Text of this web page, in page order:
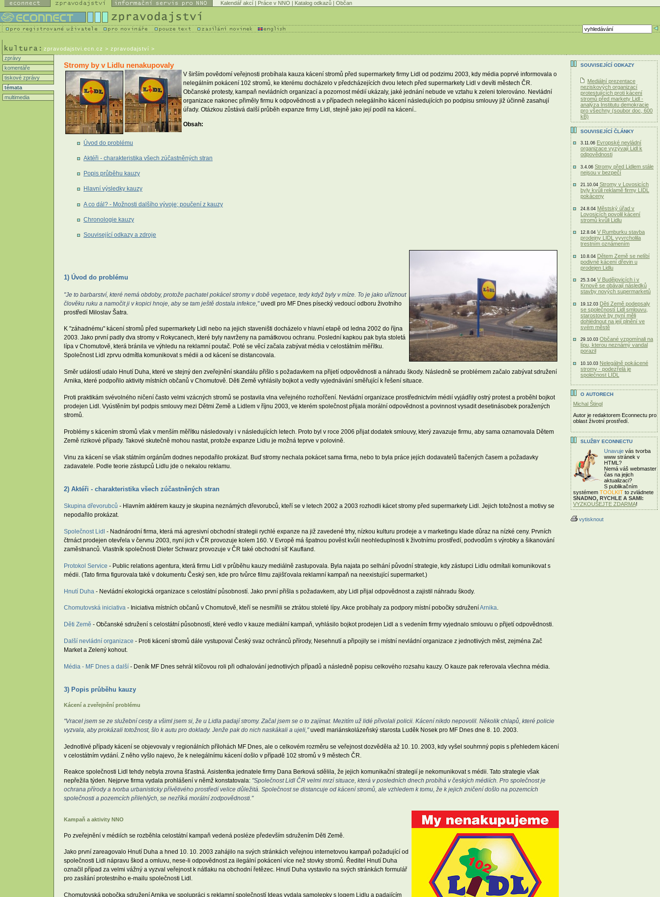
Kalendář akcí | Práce v NNO | Katalog odkazů | Občan
zpravodajstvi.ecn.cz > zpravodajství >
zprávy
komentáře
tiskové zprávy
témata
multimedia
Stromy by v Lidlu nenakupovaly
V širším povědomí veřejnosti probíhala kauza kácení stromů před supermarkety firmy Lidl od podzimu 2003, kdy média poprvé informovala o
nelegálním pokácení 102 stromů, ke kterému docházelo v předcházejících dvou letech před supermarkety Lidl v devíti městech ČR.
Občanské protesty, kampaň nevládních organizací a pozornost médií ukázaly, jaké jednání nebude ve vztahu k zeleni tolerováno. Nevládní
organizace nakonec přiměly firmu k odpovědnosti a v případech nelegálního kácení následujících po podpisu smlouvy již účinně zasahují
úřady. Otázkou zůstává další průběh expanze firmy Lidl, stejně jako její podíl na kácení..
Obsah:
Úvod do problému
Aktéři - charakteristika všech zúčastněných stran
Popis průběhu kauzy
Hlavní výsledky kauzy
A co dál? - Možnosti dalšího vývoje; poučení z kauzy
Chronologie kauzy
Související odkazy a zdroje
1) Úvod do problému
"Je to barbarství, které nemá obdoby, protože pachatel pokácel stromy v době vegetace, tedy když byly v míze. To je jako uříznout
člověku ruku a namočit ji v kopici hnoje, aby se tam ještě dostala infekce,"uvedl pro MF Dnes písecký vedoucí odboru životního
prostředí Miloslav Šatra.
K "záhadnému" kácení stromů před supermarkety Lidl nebo na jejich staveništi docházelo v hlavní etapě od ledna 2002 do října
2003. Jako první padly dva stromy v Rokycanech, které byly navrženy na památkovou ochranu. Poslední kapkou pak byla stoletá
lípa v Chomutově, která bránila ve výhledu na reklamní poutač. Poté se věcí začala zabývat média v celostátním měřítku.
Společnost Lidl zprvu odmítla komunikovat s médii a od kácení se distancovala.
Směr událostí udalo Hnutí Duha, které ve stejný den zveřejnění skandálu přišlo s požadavkem na přijetí odpovědnosti a náhradu škody. Následně se problémem začalo zabývat sdružení
Arnika, které podpořilo aktivity místních občanů v Chomutově. Děti Země vyhlásily bojkot a vedly vyjednávání směřující k řešení situace.
Proti praktikám svévolného ničení často velmi vzácných stromů se postavila vlna veřejného rozhořčení. Nevládní organizace prostřednictvím médií vyjádřily ostrý protest a proběhl bojkot
prodejen Lidl. Vyústěním byl podpis smlouvy mezi Dětmi Země a Lidlem v říjnu 2003, ve kterém společnost přijala morální odpovědnost a povinnost vysadit desetinásobek poražených
stromů.
Problémy s kácením stromů však v menším měřítku následovaly i v následujících letech. Proto byl v roce 2006 přijat dodatek smlouvy, který zavazuje firmu, aby sama oznamovala Dětem
Země rizikové případy. Takové skutečně mohou nastat, protože expanze Lidlu je možná teprve v polovině.
Vinu za kácení se však státním orgánům dodnes nepodařilo prokázat. Buď stromy nechala pokácet sama firma, nebo to byla práce jejích dodavatelů tlačených časem a požadavky
zadavatele. Podle teorie zástupců Lidlu jde o nekalou reklamu.
2) Aktéři - charakteristika všech zúčastněných stran
Skupina dřevorubců - Hlavním aktérem kauzy je skupina neznámých dřevorubců, kteří se v letech 2002 a 2003 rozhodli kácet stromy před supermarkety Lidl. Jejich totožnost a motivy se
nepodařilo prokázat.
Společnost Lidl - Nadnárodní firma, která má agresivní obchodní strategii rychlé expanze na již zavedené trhy, nízkou kulturu prodeje a v marketingu klade důraz na nízké ceny. Prvních
čtrnáct prodejen otevřela v červnu 2003, nyní jich v ČR provozuje kolem 160. V Evropě má špatnou pověst kvůli neohleduplnosti k životnímu prostředí, podvodům s výrobky a šikanování
zaměstnanců. Vlastník společnosti Dieter Schwarz provozuje v ČR také obchodní síť Kaufland.
Protokol Service - Public relations agentura, která firmu Lidl v průběhu kauzy mediálně zastupovala. Byla najata po selhání původní strategie, kdy zástupci Lidlu odmítali komunikovat s
médii. (Tato firma figurovala také v dokumentu Český sen, kde pro tvůrce filmu zajišťovala reklamní kampaň na neexistující supermarket.)
Hnutí Duha - Nevládní ekologická organizace s celostátní působností. Jako první přišla s požadavkem, aby Lidl přijal odpovědnost a zajistil náhradu škody.
Chomutovská iniciativa - Iniciativa místních občanů v Chomutově, kteří se nesmířili se ztrátou stoleté lípy. Akce probíhaly za podpory místní pobočky sdruženíArnika.
Děti Země - Občanské sdružení s celostátní působností, které vedlo v kauze mediální kampaň, vyhlásilo bojkot prodejen Lidl a s vedením firmy vyjednalo smlouvu o přijetí odpovědnosti.
Další nevládní organizace - Proti kácení stromů dále vystupoval Český svaz ochránců přírody, Nesehnutí a připojily se i místní nevládní organizace z jednotlivých měst, zejména Zač
Market a Zelený kohout.
Média - MF Dnes a další - Deník MF Dnes sehrál klíčovou roli při odhalování jednotlivých případů a následně popisu celkového rozsahu kauzy. O kauze pak referovala všechna média.
3) Popis průběhu kauzy
Kácení a zveřejnění problému
"Vracel jsem se ze služební cesty a všiml jsem si, že u Lidla padají stromy. Začal jsem se o to zajímat. Mezitím už lidé přivolali policii. Kácení nikdo nepovolil. Několik chlapů, které policie
vyzvala, aby prokázali totožnost, šlo k autu pro doklady. Jenže pak do nich naskákali a ujeli,"uvedl mariánskolázeňský starosta Luděk Nosek pro MF Dnes dne 8. 10. 2003.
Jednotlivé případy kácení se objevovaly v regionálních přílohách MF Dnes, ale o celkovém rozměru se veřejnost dozvěděla až 10. 10. 2003, kdy vyšel souhrnný popis s přehledem kácení
v celostátním vydání. Z něho vyšlo najevo, že k nelegálnímu kácení došlo v případě 102 stromů v 9 městech ČR.
Reakce společnosti Lidl tehdy nebyla zrovna šťastná. Asistentka jednatele firmy Dana Berková sdělila, že jejich komunikační strategií je nekomunikovat s médii. Tato strategie však
nepřežila týden. Nejprve firma vydala prohlášení v němž konstatovala: "Společnost Lidl ČR velmi mrzí situace, která v posledních dnech probíhá v českých médiích. Pro společnost je
ochrana přírody a tvorba urbanisticky přívětivého prostředí velice důležitá. Společnost se distancuje od kácení stromů, ale vzhledem k tomu, že k jejich zničení došlo na pozemcích
společnosti a pozemcích přilehlých, se nezříká morální zodpovědnosti."
Kampaň a aktivity NNO
Po zveřejnění v médiích se rozběhla celostátní kampaň vedená posléze především sdružením Děti Země.
Jako první zareagovalo Hnutí Duha a hned 10. 10. 2003 zahájilo na svých stránkách veřejnou internetovou kampaň požadující od
společnosti Lidl nápravu škod a omluvu, nese-li odpovědnost za ilegální pokácení více než stovky stromů. Ředitel Hnutí Duha
označil případ za velmi vážný a vyzval veřejnost k nátlaku na obchodní řetězec. Hnutí Duha vystavilo na svých stránkách formulář
pro zasílání protestního e-mailu společnosti Lidl.
Chomutovská pobočka sdružení Arnika ve spolupráci s reklamní společností Ideas vydala samolepky s logem Lidlu a padajícím
SOUVISEJÍCÍ ODKAZY
Mediální prezentace
neziskových organizací
protestujících proti kácení
stromů před markety Lidl -
analýza Institutu demokracie
pro všechny (soubor doc, 600
kB)
SOUVISEJÍCÍ ČLÁNKY
3.11.06 Evropské nevládní
organizace vyzývají Lidl k
odpovědnosti
3.4.06 Stromy před Lidlem stále
nejsou v bezpečí
21.10.04 Stromy v Lovosicích
byly kvůli reklamě firmy LIDL
pokáceny
24.8.04 Městský úřad v
Lovosicích povolil kácení
stromů kvůli Lidlu
12.8.04 V Rumburku stavba
prodejny LIDL vyvrcholila
trestním oznámením
10.8.04 Dětem Země se nelíbí
podivné kácení dřevin u
prodejen Lidlu
25.3.04 V Budějovicích i v
Krnově se obávají následků
stavby nových supermarketů
19.12.03 Děti Země podepsaly
se společností Lidl smlouvu,
starostové by nyní měli
dohlédnout na její plnění ve
svém městě
29.10.03 Občané vzpomínali na
lípu, kterou neznámý vandal
porazil
10.10.03 Nelegálně pokácené
stromy - podezřelá je
společnost LIDL
O AUTORECH
Michal Štingl
Autor je redaktorem Econnectu pro
oblast životní prostředí.
SLUŽBY ECONNECTU
Unavuje vás tvorba
www stránek v
HTML?
Nemá váš webmaster
čas na jejich
aktualizaci?
S publikačním
systémem TOOLKIT to zvládnete
SNADNO, RYCHLE A SAMI:
VYZKOUŠEJTE ZDARMA!
vytisknout